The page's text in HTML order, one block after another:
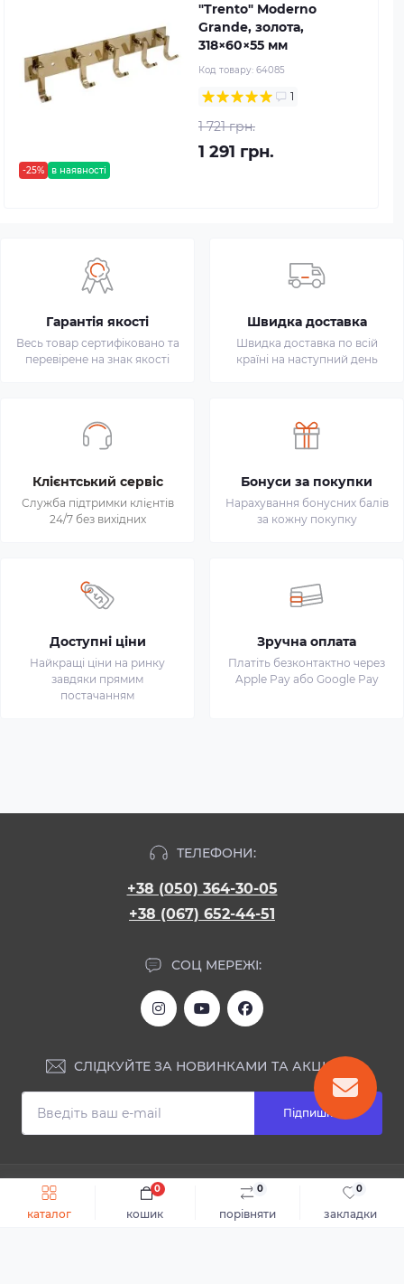
каталог порівняти
0
закладки
0
кошик
0
Швидке замовлення До кошика
-25% в наявності
"Trento" Moderno
Grande, золота,
318×60×55 мм
Код товару: 64085
1
1 721 грн.
1 291 грн.
Гарантія якості
Весь товар сертифіковано та
перевірене на знак якості
Швидка доставка
Швидка доставка по всій
країні на наступний день
Клієнтський сервіс
Служба підтримки клієнтів
24/7 без вихідних
Бонуси за покупки
Нарахування бонусних балів
за кожну покупку
Доступні ціни
Найкращі ціни на ринку
завдяки прямим
постачанням
Зручна оплата
Платіть безконтактно через
Apple Pay або Google Pay
ТЕЛЕФОНИ:
+38 (050) 364-30-05
+38 (067) 652-44-51
СОЦ МЕРЕЖІ:
СЛІДКУЙТЕ ЗА НОВИНКАМИ ТА АКЦІЯМИ:
Підпишіться
ІНФОРМАЦІЯ